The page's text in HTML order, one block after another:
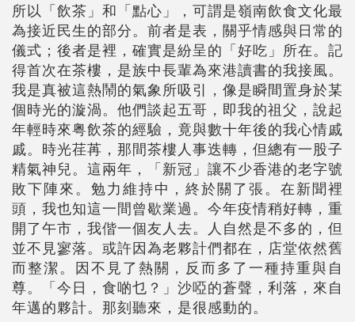
所以「飲茶」和「點心」，可謂是嶺南飲食文化最
為接近民生的部分。前者是表，關乎情感與日常的
儀式；後者是裡，確實是紛呈的「好吃」所在。記
得首次在茶樓，是族中長輩為來港讀書的我接風。
我是真被這熱鬧的氣象所吸引，像是瞬間置身於某
個時光的漩渦。他們談起五哥，即我的祖父，說起
年輕時來粤飲茶的經驗，竟與數十年後的我心情戚
戚。時光荏苒，那間茶樓人事迭轉，但總有一股子
精氣神兒。這兩年，「新冠」讓不少香港的老字號
敗下陣來。勉力維持中，終於關了張。在新聞裡
頭，我也知這一間曾歇業過。今年疫情稍好轉，重
開了午市，我偕一個友人去。人自然是不多的，但
並不見寥落。或許因為老夥計們都在，店堂依然舊
而整潔。因不見了熱關，反而多了一種持重與自
尊。「今日，食啲乜？」沙啞的蒼聲，利落，來自
年邁的夥計。那刻聽來，是很感動的。